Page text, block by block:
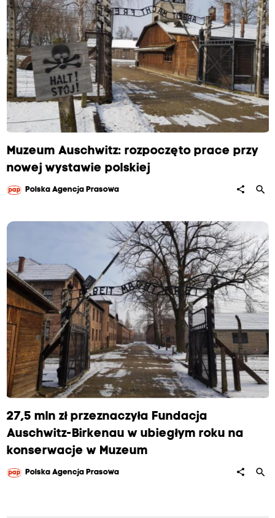
z
n
i
c
y
w
y
z
w
Muzeum Auschwitz: rozpoczęto prace przy
nowej wystawie polskiej
Polska Agencja Prasowa share search
27,5 mln zł przeznaczyła Fundacja
Auschwitz-Birkenau w ubiegłym roku na
konserwacje w Muzeum
Polska Agencja Prasowa share search